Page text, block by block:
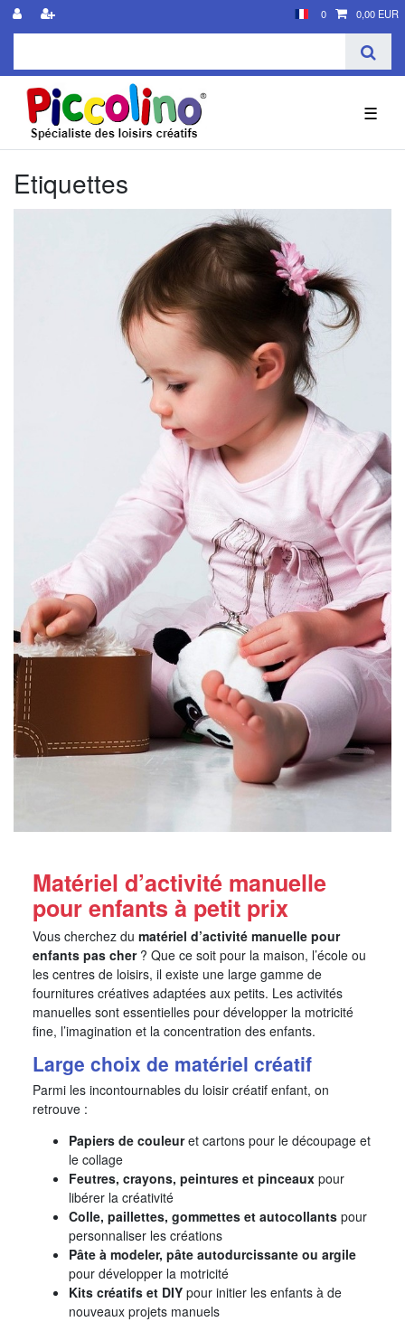
0 0,00 EUR
☰
Etiquettes
Matériel d’activité manuelle
pour enfants à petit prix
Vous cherchez du matériel d’activité manuelle pour
enfants pas cher? Que ce soit pour la maison, l’école ou
les centres de loisirs, il existe une large gamme de
fournitures créatives adaptées aux petits. Les activités
manuelles sont essentielles pour développer la motricité
fine, l’imagination et la concentration des enfants.
Large choix de matériel créatif
Parmi les incontournables du loisir créatif enfant, on
retrouve :
Papiers de couleuret cartons pour le découpage et
le collage
Feutres, crayons, peintures et pinceaux pour
libérer la créativité
Colle, paillettes, gommettes et autocollants pour
personnaliser les créations
Pâte à modeler, pâte autodurcissante ou argile
pour développer la motricité
Kits créatifs et DIY pour initier les enfants à de
nouveaux projets manuels